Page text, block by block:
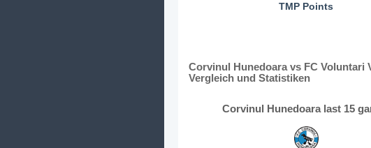
TMP Points
Corvinul Hunedoara vs FC Voluntari
Vergleich und Statistiken
Corvinul Hunedoara last 15